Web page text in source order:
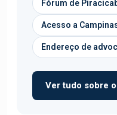
Fórum de
Acesso a
Endereço de
Ver tudo sobre o